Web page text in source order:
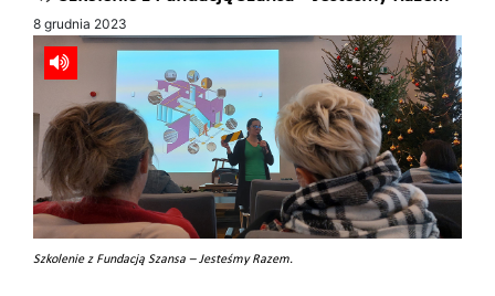
8 grudnia 2023
Szkolenie z Fundacją Szansa – Jesteśmy Razem.